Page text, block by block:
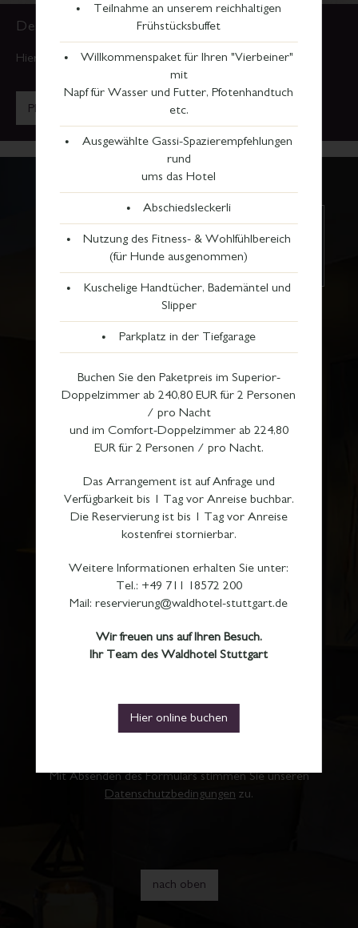
Dessert
Hier finden Sie das Dessert-Rezept zum Download
PDF herunterladen [0,2 MB]
Hotel-Waldpost:
Anmelden
Mit Absenden des Formulars stimmen Sie unseren
Datenschutzbedingungen zu.
nach oben
Teilnahme an unserem reichhaltigen
Frühstücksbuffet
Willkommenspaket für Ihren "Vierbeiner"
mit
Napf für Wasser und Futter, Pfotenhandtuch
etc.
Ausgewählte Gassi-Spazierempfehlungen
rund
ums das Hotel
Abschiedsleckerli
Nutzung des Fitness- & Wohlfühlbereich
(für Hunde ausgenommen)
Kuschelige Handtücher, Bademäntel und
Slipper
Parkplatz in der Tiefgarage
Buchen Sie den Paketpreis im Superior-
Doppelzimmer ab 240,80 EUR für 2 Personen
/ pro Nacht
und im Comfort-Doppelzimmer ab 224,80
EUR für 2 Personen / pro Nacht.
Das Arrangement ist auf Anfrage und
Verfügbarkeit bis 1 Tag vor Anreise buchbar.
Die Reservierung ist bis 1 Tag vor Anreise
kostenfrei stornierbar.
Weitere Informationen erhalten Sie unter:
Tel.: +49 711 18572 200
Mail: reservierung@waldhotel-stuttgart.de
Wir freuen uns auf Ihren Besuch.
Ihr Team des Waldhotel Stuttgart
Hier online buchen